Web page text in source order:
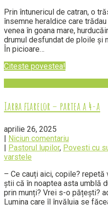
Prin întunericul de catran, o
însemne heraldice care
venea în goana mare,
drumul desfundat de ploile și
În picioare…
Citeste povestea!
Iarba fiarelor – partea a 4-a
aprilie 26, 2025
| Niciun comentariu
| Pastorul lupilor, Povesti cu
varstele
– Ce cauți aici, copile?
știi că în noaptea asta umblă
prin munți? Vrei s-o pățești?
Lumina care îl învăluia se